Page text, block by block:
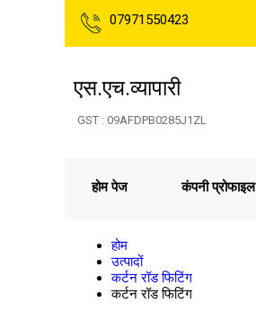
07971550423
एस.एच.व्यापारी
GST : 09AFDPB0285J1ZL
होम पेज कंपनी प्रोफाइल
होम
उत्पादों
कर्टन रॉड फिटिंग
कर्टन रॉड फिटिंग